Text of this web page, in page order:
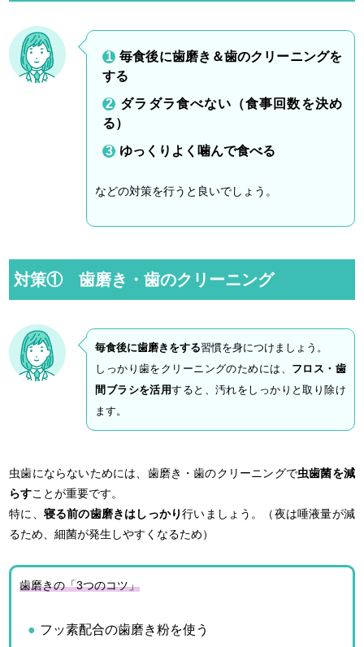
毎食後に歯磨き＆歯のクリーニングを
する
ダラダラ食べない（食事回数を決め
る）
ゆっくりよく噛んで食べる
などの対策を行うと良いでしょう。
対策① 歯磨き・歯のクリーニング
毎食後に歯磨きをする習慣を身につけましょう。
しっかり歯をクリーニングのためには、 フロス・歯
間ブラシを活用すると、汚れをしっかりと取り除け
ます。
虫歯にならないためには、歯磨き・歯のクリーニングで虫歯菌を減
らすことが重要です。
特に、 寝る前の歯磨きはしっかり行いましょう。（夜は唾液量が減
るため、細菌が発生しやすくなるため）
歯磨きの「3つのコツ」
フッ素配合の歯磨き粉を使う